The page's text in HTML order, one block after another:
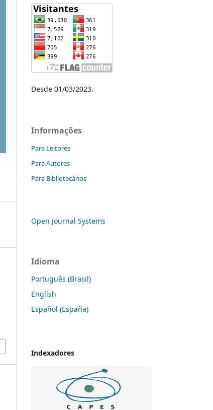
Desde 01/03/2023.
Informações
Para Leitores
Para Autores
Para Bibliotecários
Open Journal Systems
Idioma
Português (Brasil)
English
Español (España)
Indexadores